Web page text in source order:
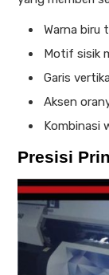
Warna biru
Motif sisik
Garis
Aksen
Kombinasi
Presisi